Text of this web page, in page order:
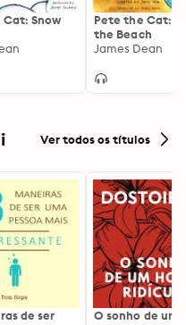
Snow
Pete the Cat:
the Beach
James Dean
Ver todos os títulos
de ser
O sonho de um